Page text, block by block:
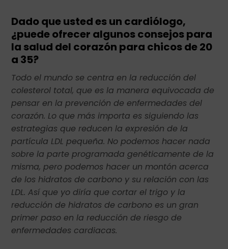
Dado que usted es un cardiólogo,
¿puede ofrecer algunos consejos para
la salud del corazón para chicos de 20
a 35?
Todo el mundo se centra en la reducción del
colesterol total, que es la manera equivocada de
pensar en la prevención de enfermedades del
corazón. Lo que más importa es siguiendo las
estrategias que reducen la expresión de la
partícula LDL pequeña. No podemos hacer nada
sobre la parte programada genéticamente de la
misma, pero podemos hacer un montón acerca
de los hidratos de carbono y su relación con las
LDL. Así que yo diría que cortar el trigo y la
reducción de hidratos de carbono es un gran
primer paso en la reducción de riesgo de
enfermedades cardiacas.